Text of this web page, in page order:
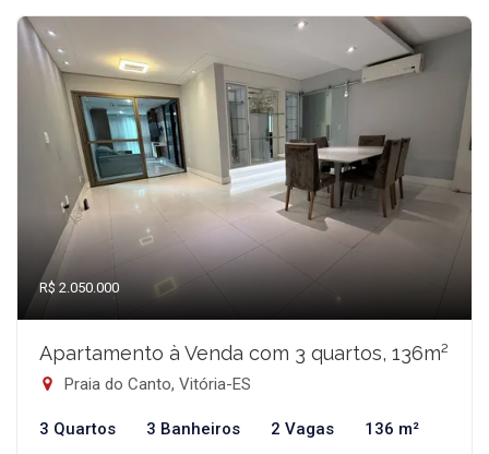
R$ 2.050.000
Apartamento à Venda com 3 quartos, 136m²
Praia do Canto, Vitória-ES
3 Quartos 3 Banheiros 2 Vagas 136 m²